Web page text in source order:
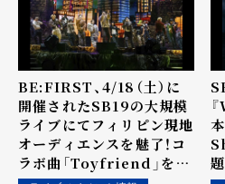
BE:FIRST、4/18（土）に
開催されたSB19の大規模
ライブにてフィリピン現地
オーディエンスを魅了！コ
ラボ曲「Toyfriend」を含